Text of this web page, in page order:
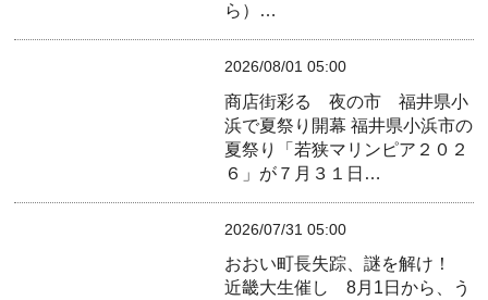
ら）…
2026/08/01 05:00
商店街彩る 夜の市 福井県小
浜で夏祭り開幕 福井県小浜市の
夏祭り「若狭マリンピア２０２
６」が７月３１日…
2026/07/31 05:00
おおい町長失踪、謎を解け！
近畿大生催し 8月1日から、う